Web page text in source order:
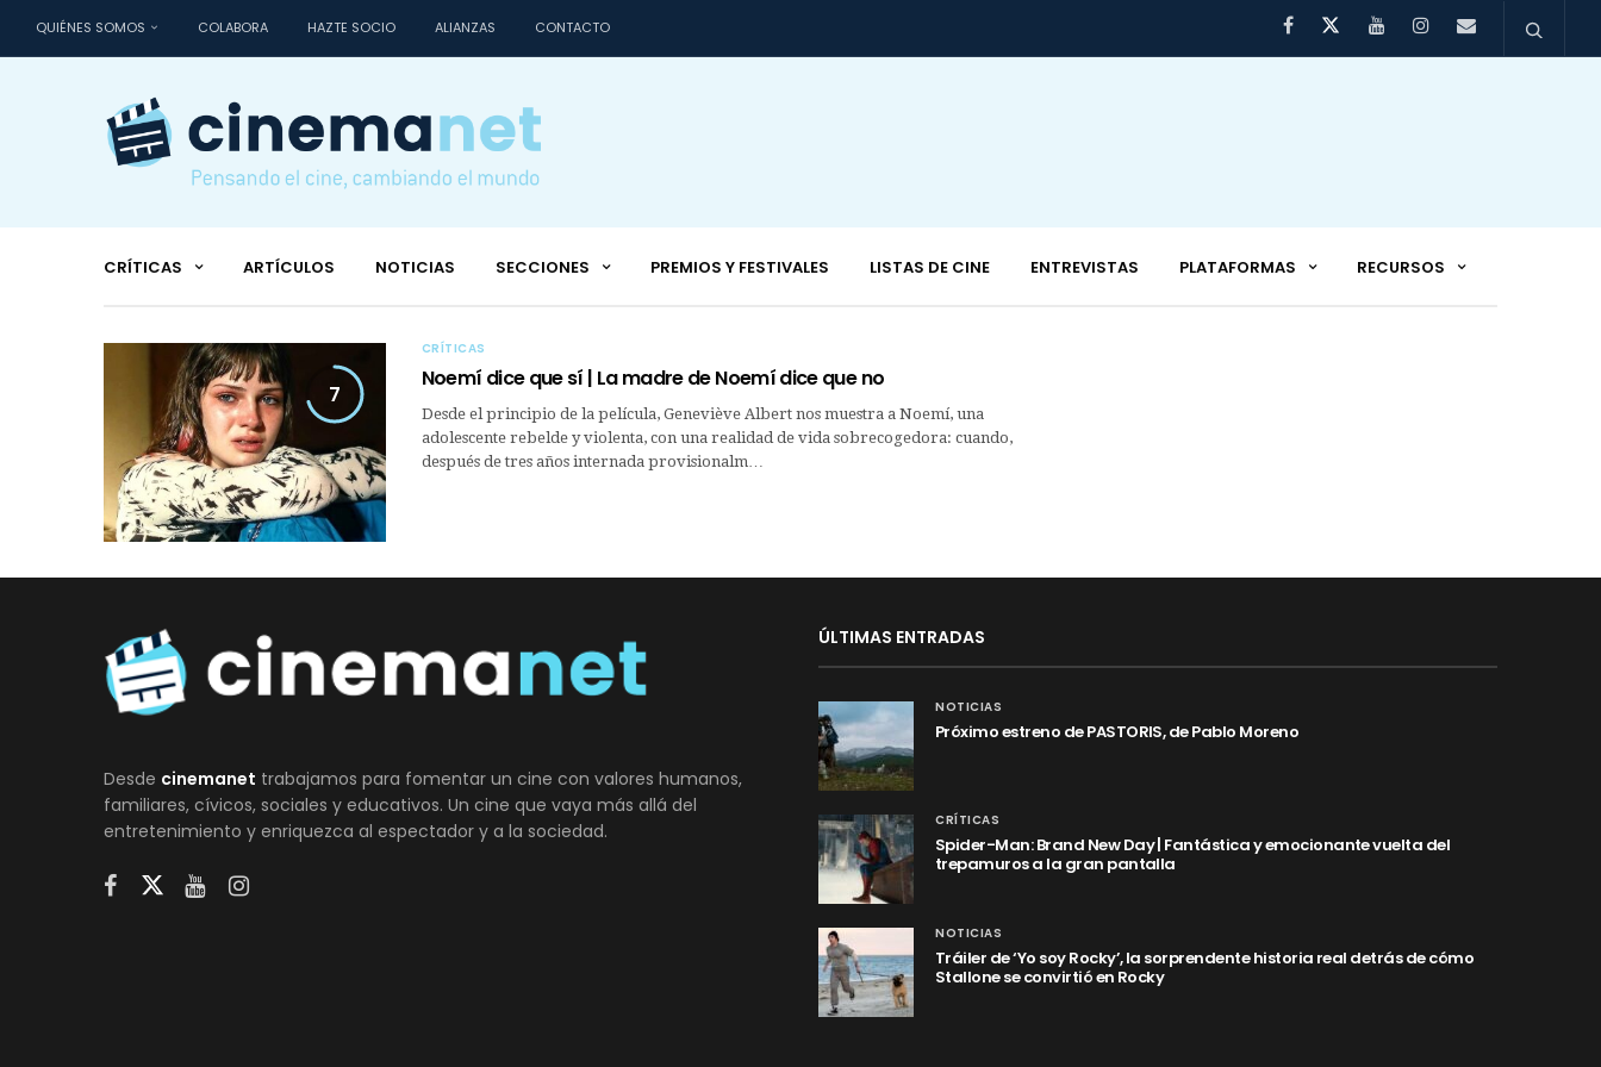
QUIÉNES SOMOS COLABORA HAZTE SOCIO ALIANZAS CONTACTO
CRÍTICAS ARTÍCULOS NOTICIAS SECCIONES PREMIOS Y FESTIVALES LISTAS DE CINE ENTREVISTAS PLATAFORMAS RECURSOS
7
CRÍTICAS
Noemí dice que sí | La madre de Noemí dice que no
Desde el principio de la película, Geneviève Albert nos muestra a Noemí, una
adolescente rebelde y violenta, con una realidad de vida sobrecogedora: cuando,
después de tres años internada provisionalm…
Desde cinemanet trabajamos para fomentar un cine con valores humanos,
familiares, cívicos, sociales y educativos. Un cine que vaya más allá del
entretenimiento y enriquezca al espectador y a la sociedad.
ÚLTIMAS ENTRADAS
NOTICIAS
Próximo estreno de PASTORIS, de Pablo Moreno
CRÍTICAS
Spider-Man: Brand New Day | Fantástica y emocionante vuelta del
trepamuros a la gran pantalla
NOTICIAS
Tráiler de ‘Yo soy Rocky’, la sorprendente historia real detrás de cómo
Stallone se convirtió en Rocky